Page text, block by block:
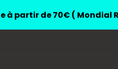
partir de 70€ ( Mondial